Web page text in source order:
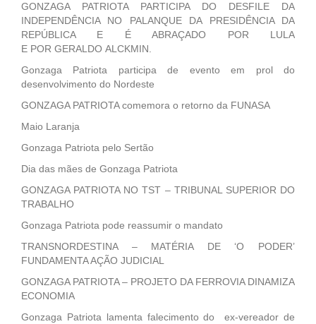
GONZAGA PATRIOTA PARTICIPA DO DESFILE DA
INDEPENDÊNCIA NO PALANQUE DA PRESIDÊNCIA DA
REPÚBLICA E É ABRAÇADO POR LULA
E POR GERALDO ALCKMIN.
Gonzaga Patriota participa de evento em prol do
desenvolvimento do Nordeste
GONZAGA PATRIOTA comemora o retorno da FUNASA
Maio Laranja
Gonzaga Patriota pelo Sertão
Dia das mães de Gonzaga Patriota
GONZAGA PATRIOTA NO TST – TRIBUNAL SUPERIOR DO
TRABALHO
Gonzaga Patriota pode reassumir o mandato
TRANSNORDESTINA – MATÉRIA DE ‘O PODER’
FUNDAMENTA AÇÃO JUDICIAL
GONZAGA PATRIOTA – PROJETO DA FERROVIA DINAMIZA
ECONOMIA
Gonzaga Patriota lamenta falecimento do ex-vereador de